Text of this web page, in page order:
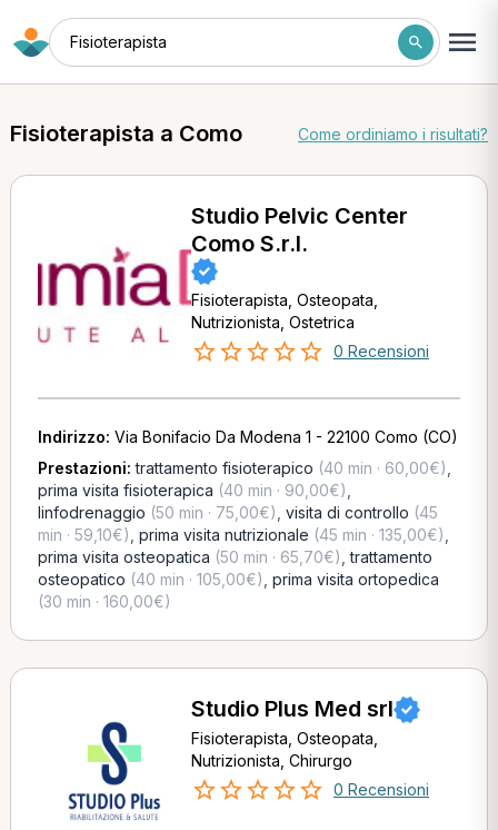
Fisioterapista
Fisioterapista a Como Come ordiniamo i risultati?
Studio Pelvic Center
Como S.r.l.
Fisioterapista, Osteopata,
Nutrizionista, Ostetrica
0 Recensioni
Indirizzo: Via Bonifacio Da Modena 1 - 22100 Como (CO)
Prestazioni:trattamento fisioterapico (40 min · 60,00€)
prima visita fisioterapica (40 min · 90,00€)
linfodrenaggio (50 min · 75,00€) visita di controllo (45
min · 59,10€) prima visita nutrizionale (45 min · 135,00€)
prima visita osteopatica (50 min · 65,70€) ,trattamento
osteopatico (40 min · 105,00€) prima visita ortopedica
(30 min · 160,00€)
Studio Plus Med srl
Fisioterapista, Osteopata,
Nutrizionista, Chirurgo
0 Recensioni